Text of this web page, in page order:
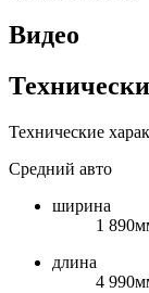
Видео
Технические
Средний авто
ширина
1
длина
4